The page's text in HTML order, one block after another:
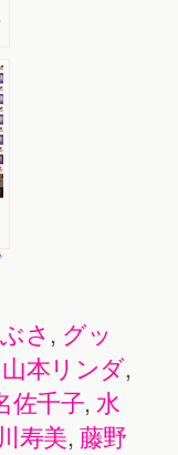
さ, グッ
山本リンダ,
佐千子, 水
寿美,藤野